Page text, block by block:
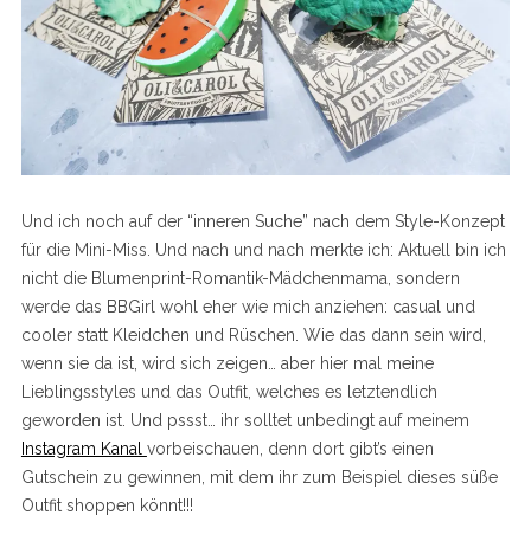
Und ich noch auf der “inneren Suche” nach dem Style-Konzept
für die Mini-Miss. Und nach und nach merkte ich: Aktuell bin ich
nicht die Blumenprint-Romantik-Mädchenmama, sondern
werde das BBGirl wohl eher wie mich anziehen: casual und
cooler statt Kleidchen und Rüschen. Wie das dann sein wird,
wenn sie da ist, wird sich zeigen… aber hier mal meine
Lieblingsstyles und das Outfit, welches es letztendlich
geworden ist. Und pssst… ihr solltet unbedingt auf meinem
Instagram Kanal vorbeischauen, denn dort gibt’s einen
Gutschein zu gewinnen, mit dem ihr zum Beispiel dieses süße
Outfit shoppen könnt!!!